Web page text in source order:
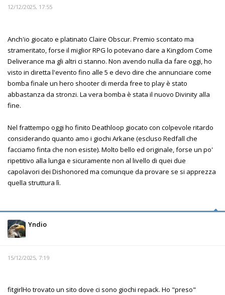
12/12/2025, 17:55
Anch'io giocato e platinato Claire Obscur. Premio scontato ma
strameritato, forse il miglior RPG lo potevano dare a Kingdom Come
Deliverance ma gli altri ci stanno. Non avendo nulla da fare oggi, ho
visto in diretta l'evento fino alle 5 e devo dire che annunciare come
bomba finale un hero shooter di merda free to play è stato
abbastanza da stronzi. La vera bomba è stata il nuovo Divinity alla
fine.
Nel frattempo oggi ho finito Deathloop giocato con colpevole ritardo
considerando quanto amo i giochi Arkane (escluso Redfall che
facciamo finta che non esiste). Molto bello ed originale, forse un po'
ripetitivo alla lunga e sicuramente non al livello di quei due
capolavori dei Dishonored ma comunque da provare se si apprezza
quella struttura lì.
Yndio
15/12/2025, 7:19
fitgirlHo trovato un sito dove ci sono giochi repack. Ho "preso"